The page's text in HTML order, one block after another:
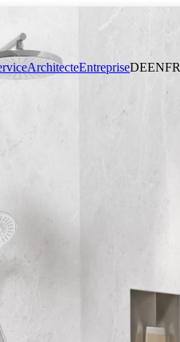
ArchitecteEntrepriseDEENFR